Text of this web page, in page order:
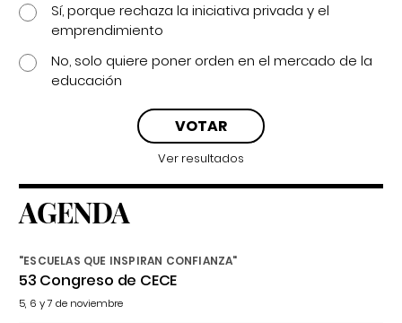
Sí, porque rechaza la iniciativa privada y el
emprendimiento
No, solo quiere poner orden en el mercado de la
educación
Ver resultados
AGENDA
"ESCUELAS QUE INSPIRAN CONFIANZA"
53 Congreso de CECE
5, 6 y 7 de noviembre